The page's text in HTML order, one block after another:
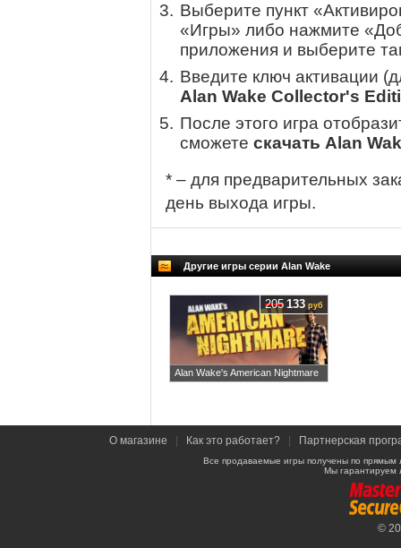
Выберите пункт
«Игры» либо нажмите
приложения и выберите
Введите ключ активации
Alan Wake Collector's
После этого игра
сможете скачать Alan
* – для предварительных
день выхода игры.
Другие игры серии Alan Wake
Alan Wake's American Nightmare
205 133 руб
О магазине Как это работает? Партнерская
Все продаваемые игры получены по
Мы гарантируем
©